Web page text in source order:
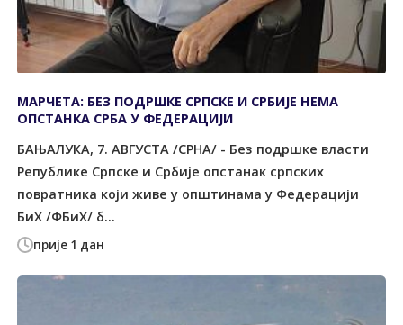
прије 1 дан
МАРЧЕТА: БЕЗ ПОДРШКЕ СРПСКЕ И СРБИЈЕ НЕМА
ОПСТАНКА СРБА У ФЕДЕРАЦИЈИ
БАЊАЛУКА, 7. АВГУСТА /СРНА/ - Без подршке власти
Републике Српске и Србије опстанак српских
повратника који живе у општинама у Федерацији
БиХ /ФБиХ/ б...